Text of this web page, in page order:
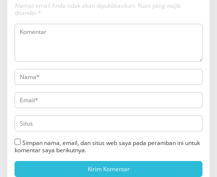
Alamat email Anda tidak akan dipublikasikan. Ruas yang wajib
ditandai *
Simpan nama, email, dan situs web saya pada peramban ini untuk
komentar saya berikutnya.